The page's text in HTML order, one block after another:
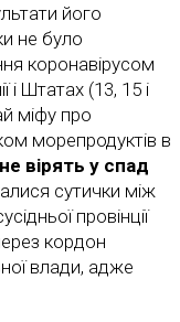
його
не було
коронавірусом
Штатах (13, 15 і
міфу про
морепродуктів в
вірять у спад
сутички між
провінції
кордон
влади, адже